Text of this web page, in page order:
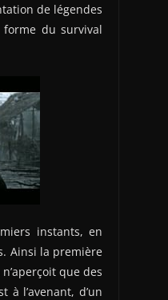
de légendes
du survival
instants, en
Ainsi la première
que des
l’avenant, d’un